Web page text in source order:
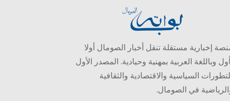
إخبارية مستقلة تنقل أخبار الصومال أولا
وباللغة العربية بمهنية وحيادية. المصدر الأول
السياسية والاقتصادية والثقافية
في الصومال.